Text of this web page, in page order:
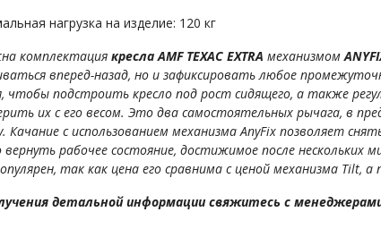
нагрузка на изделие: 120 кг
комплектация кресла AMF ТЕХАС EXTRA механизмом
вперед-назад, но и зафиксировать любое
чтобы подстроить кресло под рост сидящего, а также
их с его весом. Это два самостоятельных рычага, в
Качание с использованием механизма AnyFix позволяет
рабочее состояние, достижимое после нескольких
так как цена его сравнима с ценой механизма Tilt,
детальной информации свяжитесь с